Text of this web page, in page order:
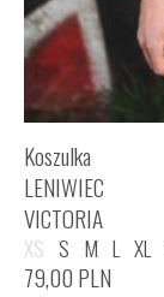
Koszulka
LENIWIEC
VICTORIA
XS S M L XL
79,00 PLN